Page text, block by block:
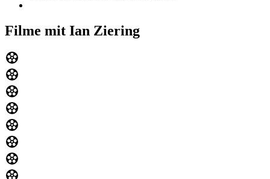
Filme mit Ian Ziering